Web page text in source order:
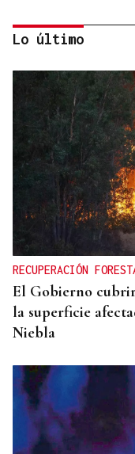
SUSTITUTO DEL
Vázquez Alvite,
Técnico en Galicia
Lo último
RECUPERACIÓN
El Gobierno
la superficie
Niebla